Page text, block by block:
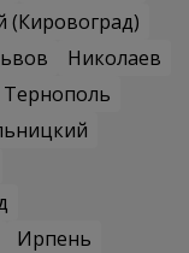
(Кировоград)
Николаев
Тернополь
Ирпень